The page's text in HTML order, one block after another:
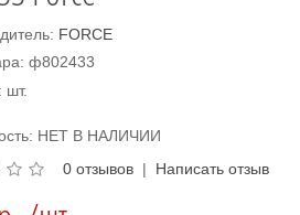
FORCE
ф802433
шт.
НЕТ В НАЛИЧИИ
0 отзывов | Написать отзыв